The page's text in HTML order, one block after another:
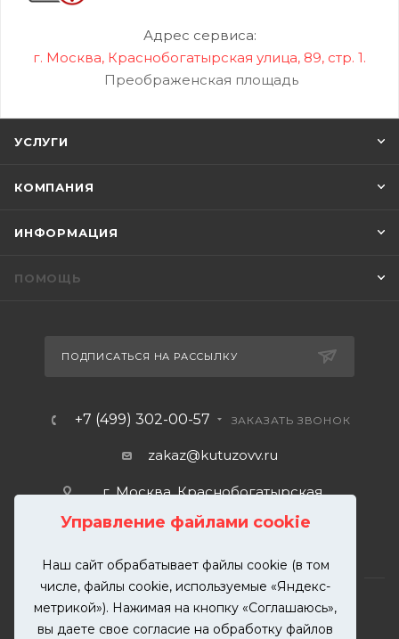
Управление файлами cookie
Наш сайт обрабатывает файлы cookie (в том
числе, файлы cookie, используемые «Яндекс-
метрикой»). Нажимая на кнопку «Соглашаюсь»,
вы даете свое согласие на обработку файлов
Адрес сервиса:
г. Москва, Краснобогатырская улица, 89, стр. 1.
Преображенская площадь
УСЛУГИ
КОМПАНИЯ
ИНФОРМАЦИЯ
ПОМОЩЬ
ПОДПИСАТЬСЯ НА РАССЫЛКУ
+7 (499) 302-00-57 ЗАКАЗАТЬ ЗВОНОК
zakaz@kutuzovv.ru
г. Москва, Краснобогатырская